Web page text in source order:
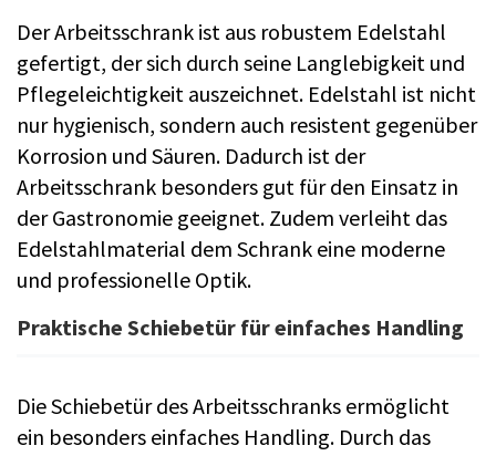
Der Arbeitsschrank ist aus robustem Edelstahl
gefertigt, der sich durch seine Langlebigkeit und
Pflegeleichtigkeit auszeichnet. Edelstahl ist nicht
nur hygienisch, sondern auch resistent gegenüber
Korrosion und Säuren. Dadurch ist der
Arbeitsschrank besonders gut für den Einsatz in
der Gastronomie geeignet. Zudem verleiht das
Edelstahlmaterial dem Schrank eine moderne
und professionelle Optik.
Praktische Schiebetür für einfaches Handling
Die Schiebetür des Arbeitsschranks ermöglicht
ein besonders einfaches Handling. Durch das